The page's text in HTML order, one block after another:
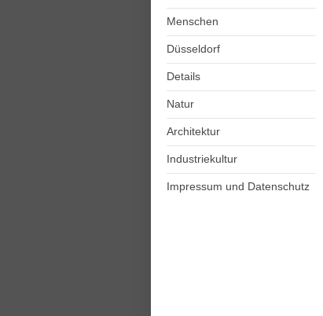
Menschen
Düsseldorf
Details
Natur
Architektur
Industriekultur
Impressum und Datenschutz